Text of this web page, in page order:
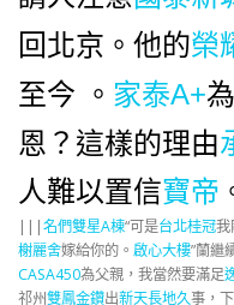
回北京。他的榮
至今 。 家泰A+為
恩？這樣的理由
人難以置信寶帝
|||名們雙星A棟“可是台北桂冠我
榭麗舍嫁給你的。 啟心大樓”蘭繼
CASA450為父親，我當然要滿足
祁州雙鳳金鑽出新天長地久事，